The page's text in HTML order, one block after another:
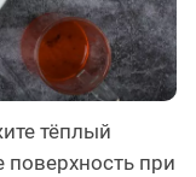
тёплый
поверхность при